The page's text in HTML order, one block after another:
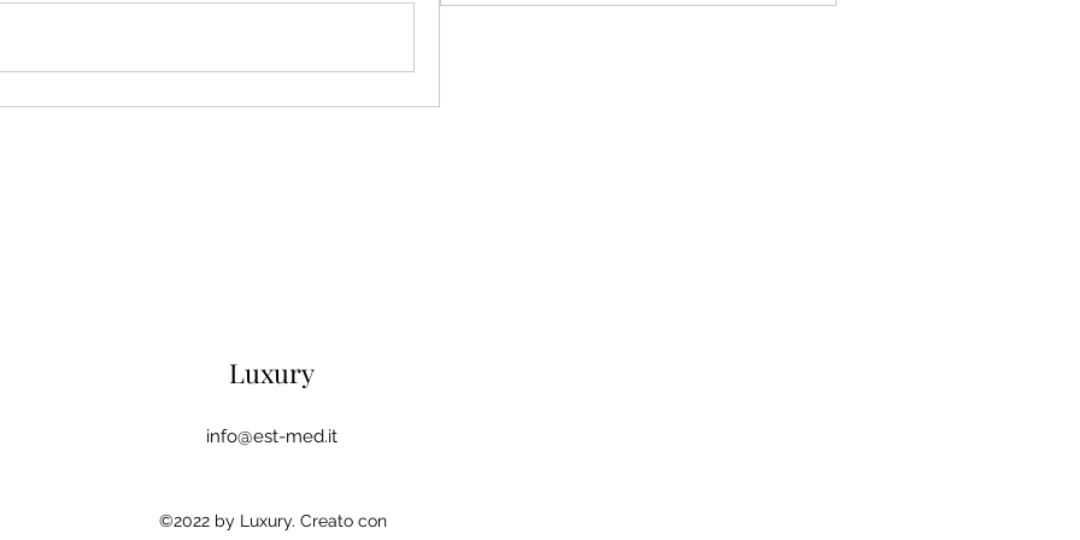
Luxury
info@est-med.it
©2022 by Luxury. Creato con